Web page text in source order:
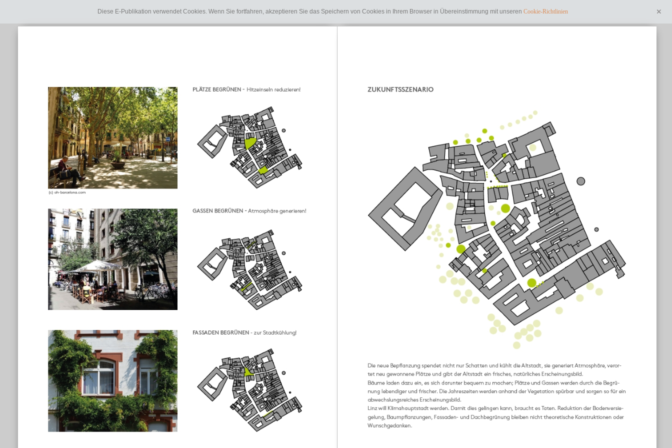
Diese E-Publikation verwendet Cookies. Wenn Sie fortfahren, akzeptieren Sie das Speichern von Cookies in Ihrem Browser in Übereinstimmung mit unseren Cookie-Richtlinien